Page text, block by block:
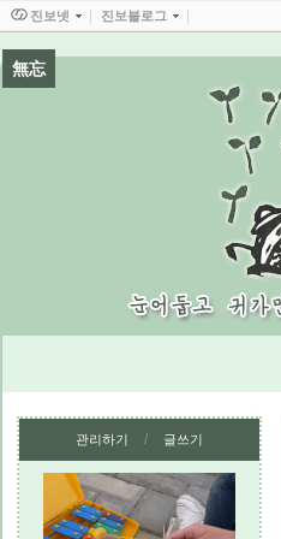
無忘
관리하기 / 글쓰기
진보넷 진보블로그